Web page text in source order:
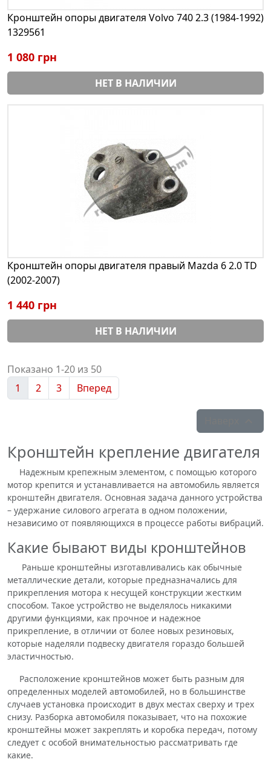
Кронштейн опоры двигателя Volvo 740 2.3 (1984-1992)
1329561
1 080 грн
НЕТ В НАЛИЧИИ
Кронштейн опоры двигателя правый Mazda 6 2.0 TD
(2002-2007)
1 440 грн
НЕТ В НАЛИЧИИ
Показано 1-20 из 50
1
2 3 Вперед
Кронштейн крепление двигателя
Надежным крепежным элементом, с помощью которого
мотор крепится и устанавливается на автомобиль является
кронштейн двигателя. Основная задача данного устройства
– удержание силового агрегата в одном положении,
независимо от появляющихся в процессе работы вибраций.
Какие бывают виды кронштейнов
Раньше кронштейны изготавливались как обычные
металлические детали, которые предназначались для
прикрепления мотора к несущей конструкции жестким
способом. Такое устройство не выделялось никакими
другими функциями, как прочное и надежное
прикрепление, в отличии от более новых резиновых,
которые наделяли подвеску двигателя гораздо большей
эластичностью.
Расположение кронштейнов может быть разным для
определенных моделей автомобилей, но в большинстве
случаев установка происходит в двух местах сверху и трех
снизу. Разборка автомобиля показывает, что на похожие
кронштейны может закреплять и коробка передач, потому
следует с особой внимательностью рассматривать где
какие.